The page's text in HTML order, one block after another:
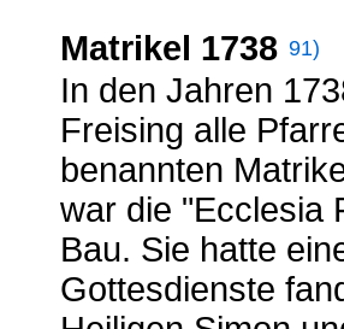
Matrikel 1738 91)
In den Jahren
Freising alle
benannten
war die "Ecclesia
Bau. Sie hatte
Gottesdienste